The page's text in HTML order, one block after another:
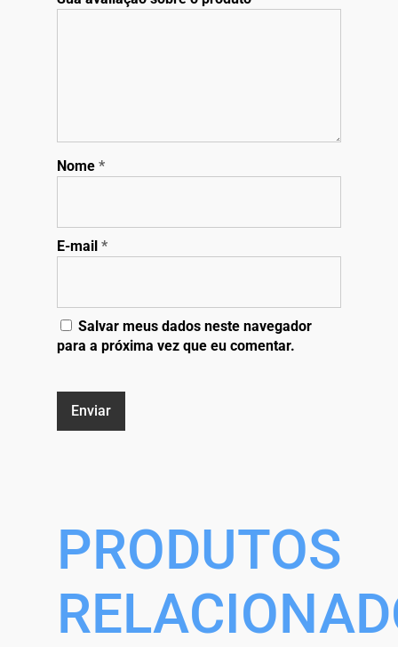
Nome *
E-mail *
Salvar meus dados neste navegador
para a próxima vez que eu comentar.
PRODUTOS